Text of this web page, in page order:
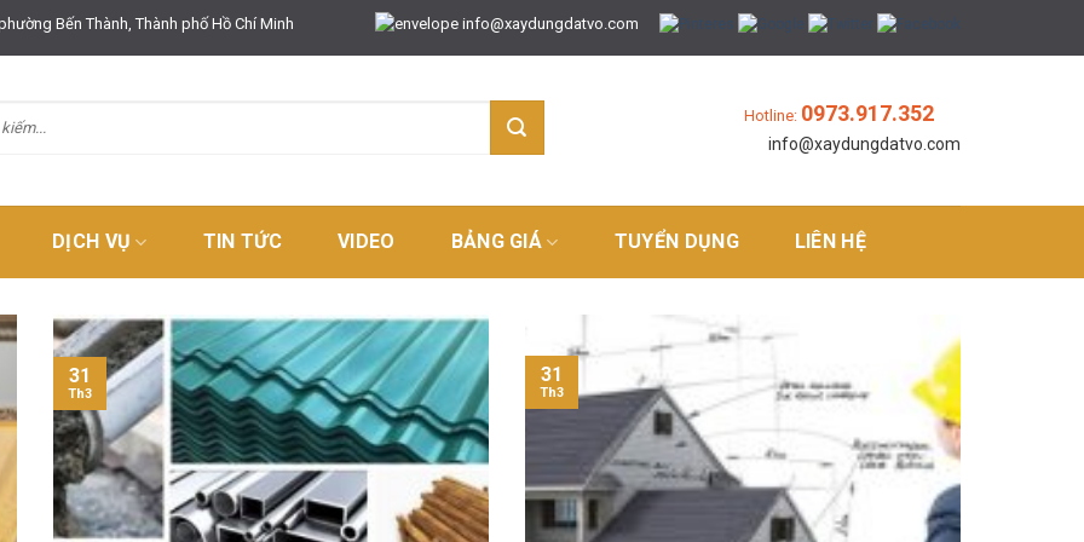
Bến Thành, Thành phố Hồ Chí Minh info@xaydungdatvo.com
Hotline: 0973.917.352
info@xaydungdatvo.com
DỊCH VỤ TIN TỨC VIDEO BẢNG GIÁ TUYỂN DỤNG LIÊN HỆ
31
Th3
31
Th3